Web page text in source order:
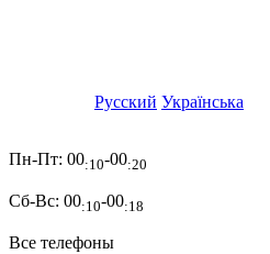
Русский Українська
Пн-Пт: 00:10-00:20
Сб-Вс: 00:10-00:18
Все телефоны